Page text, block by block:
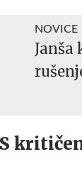
NOVICE
Janša